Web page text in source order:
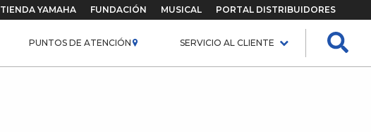
TIENDA YAMAHA FUNDACIÓN MUSICAL PORTAL DISTRIBUIDORES
PUNTOS DE ATENCIÓN SERVICIO AL CLIENTE